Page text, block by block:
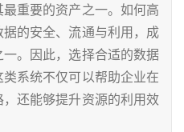
重要的资产之一。如何高
的安全、流通与利用，成
。因此，选择合适的数据
系统不仅可以帮助企业在
还能够提升资源的利用效